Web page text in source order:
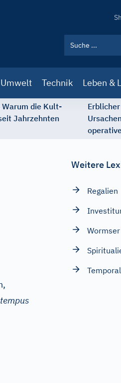
Technik Leben &
Warum die Kult-
Jahrzehnten
tempus
Weitere
Regalien